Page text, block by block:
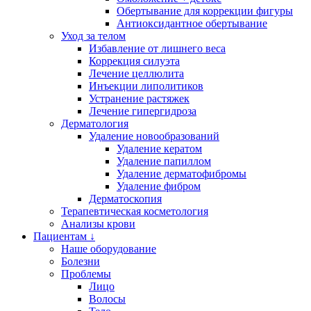
Обертывание для коррекции фигуры
Антиоксидантное обертывание
Уход за телом
Избавление от лишнего веса
Коррекция силуэта
Лечение целлюлита
Инъекции липолитиков
Устранение растяжек
Лечение гипергидроза
Дерматология
Удаление новообразований
Удаление кератом
Удаление папиллом
Удаление дерматофибромы
Удаление фибром
Дерматоскопия
Терапевтическая косметология
Анализы крови
Пациентам ↓
Наше оборудование
Болезни
Проблемы
Лицо
Волосы